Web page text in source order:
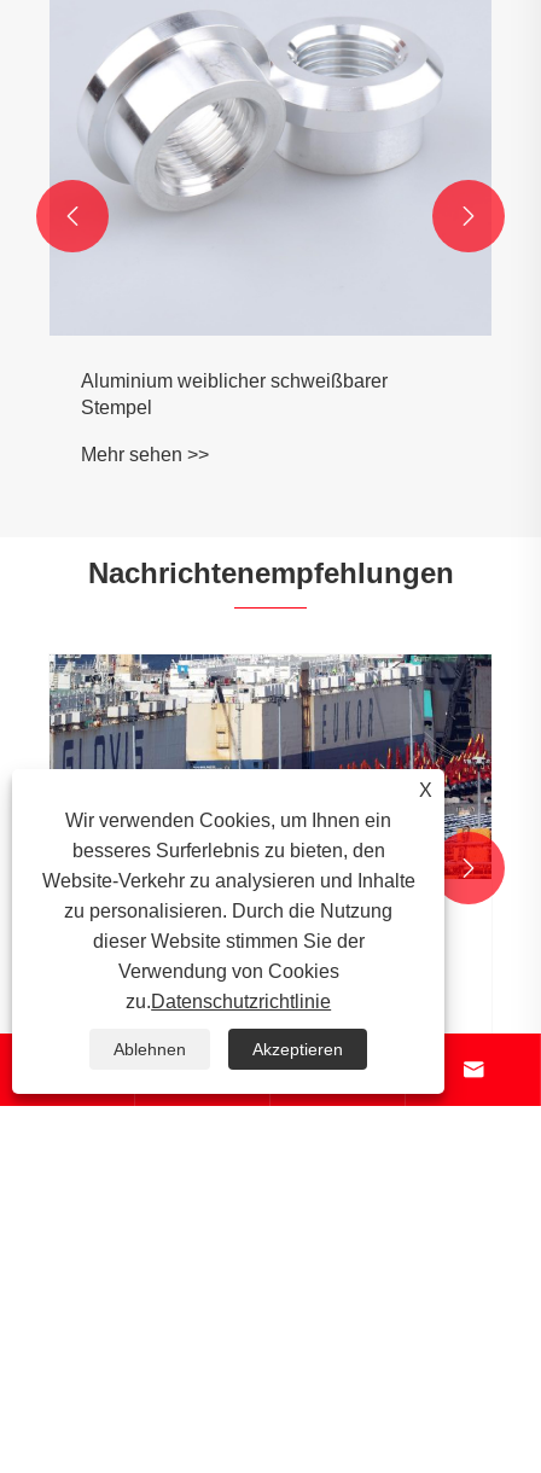
Mehr sehen >>
 
Nachrichtenempfehlungen
Welche Arten von Teilen eignen sich zum
Investitionsguss?

 
X
Wir verwenden Cookies, um Ihnen ein
besseres Surferlebnis zu bieten, den
Website-Verkehr zu analysieren und Inhalte
zu personalisieren. Durch die Nutzung
dieser Website stimmen Sie der
Verwendung von Cookies
zu.Datenschutzrichtlinie
Ablehnen Akzeptieren